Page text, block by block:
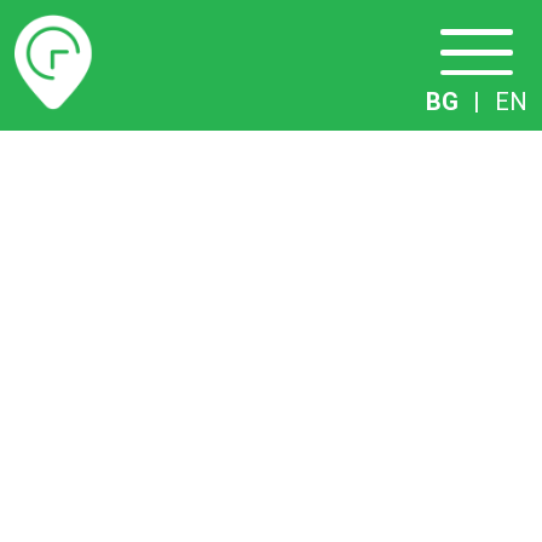
Разписание
BG | EN